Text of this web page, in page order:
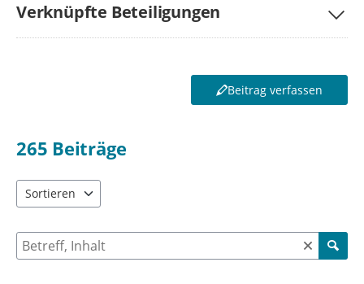
Verknüpfte Beteiligungen
Beitrag verfassen
265 Beiträge
Sortieren
Suche nach Beiträgen und Kommentaren